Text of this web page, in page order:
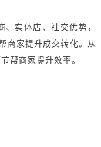
实体店、社交优势，
商家提升成交转化。从
帮商家提升效率。